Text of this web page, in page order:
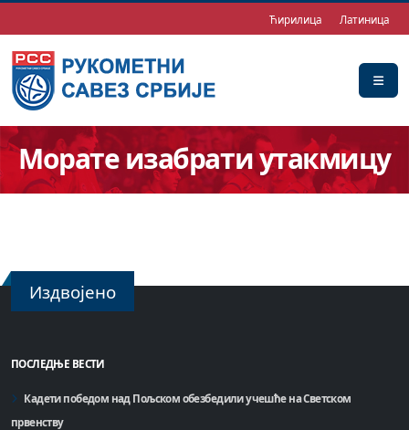
Ћирилица Латиница
Морате изабрати утакмицу
Издвојено
ПОСЛЕДЊЕ ВЕСТИ
Кадети победом над Пољском обезбедили учешће на Светском
првенству